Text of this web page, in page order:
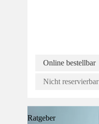
Online bestellbar
Nicht reservierbar
Ratgeber